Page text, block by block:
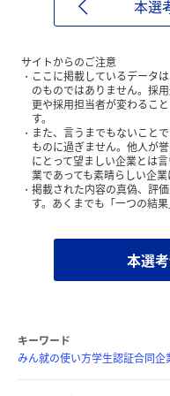
本選
サイトからのご注意
ここに掲載しているデータ
のものではありません。採
更や採用担当者が変わるこ
す。
また、言うまでもないこと
ものに過ぎません。他人が
にとって望ましい企業とは
業であっても素晴らしい企業
掲載された内容の真偽、評
す。あくまでも「一つの結
本選
キーワード
みん就の使い方学生認証合同企